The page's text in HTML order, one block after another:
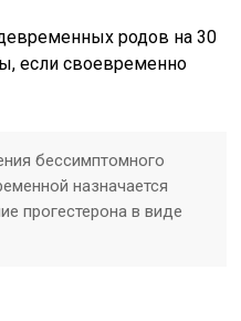
родов на 30
если своевременно
бессимптомного
назначается
прогестерона в виде